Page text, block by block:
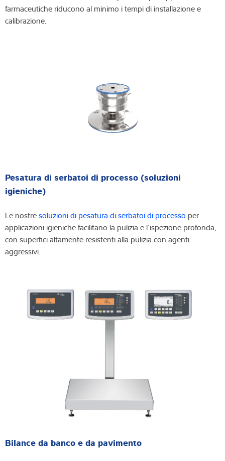
farmaceutiche riducono al minimo i tempi di installazione e
calibrazione.
Pesatura di serbatoi di processo (soluzioni
igieniche)
Le nostresoluzioni di pesatura di serbatoi di processo per
applicazioni igieniche facilitano la pulizia e l’ispezione profonda,
con superfici altamente resistenti alla pulizia con agenti
aggressivi.
Bilance da banco e da pavimento